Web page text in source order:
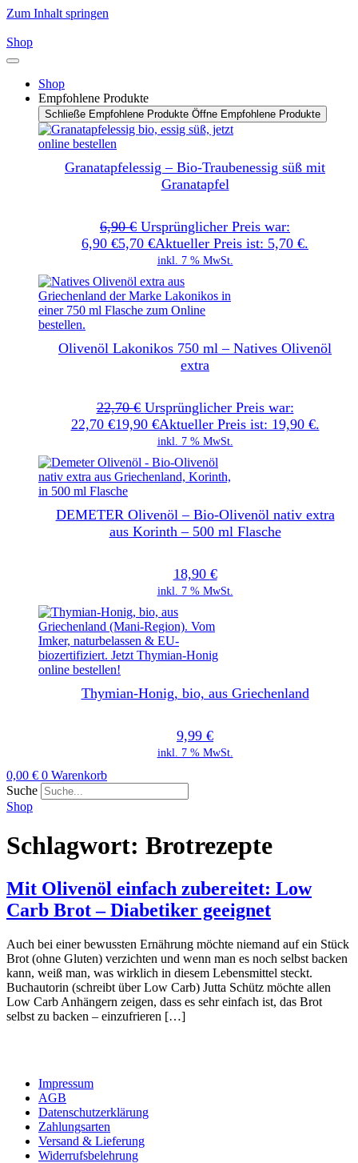
Zum Inhalt springen
Shop
Shop
Empfohlene Produkte
Schließe Empfohlene Produkte Öffne Empfohlene Produkte
Granatapfelessig – Bio-Traubenessig süß mit
Granatapfel
6,90€ Ursprünglicher Preis war:
6,90 €5,70 €Aktueller Preis ist: 5,70 €.
inkl. 7 % MwSt.
Olivenöl Lakonikos 750 ml – Natives Olivenöl
extra
22,70€ Ursprünglicher Preis war:
22,70 €19,90 €Aktueller Preis ist: 19,90 €.
inkl. 7 % MwSt.
DEMETER Olivenöl – Bio-Olivenöl nativ extra
aus Korinth – 500 ml Flasche
18,90 €
inkl. 7 % MwSt.
Thymian-Honig, bio, aus Griechenland
9,99 €
inkl. 7 % MwSt.
0,00 € 0 Warenkorb
Suche
Shop
Schlagwort: Brotrezepte
Mit Olivenöl einfach zubereitet: Low
Carb Brot – Diabetiker geeignet
Auch bei einer bewussten Ernährung möchte niemand auf ein Stück
Brot (ohne Gluten) verzichten und wenn man es noch selbst backen
kann, weiß man, was wirklich in diesem Lebensmittel steckt.
Buchautorin (schreibt über Low Carb) Jutta Schütz möchte allen
Low Carb Anhängern zeigen, dass es sehr einfach ist, das Brot
selbst zu backen – einzufrieren […]
Impressum
AGB
Datenschutzerklärung
Zahlungsarten
Versand & Lieferung
Widerrufsbelehrung